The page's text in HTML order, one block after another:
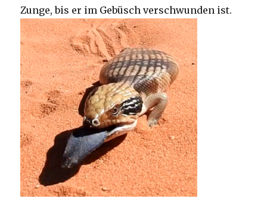
Zunge, bis er im Gebüsch verschwunden ist.